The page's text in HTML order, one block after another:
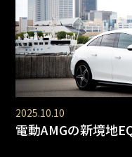
2025.10.10
電動AMGの新境地